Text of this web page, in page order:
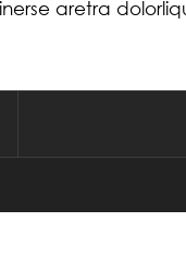
aretra